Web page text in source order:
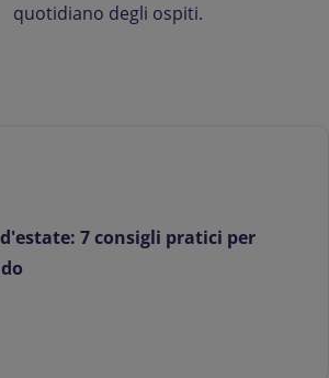
quotidiano degli ospiti.
7 consigli pratici per